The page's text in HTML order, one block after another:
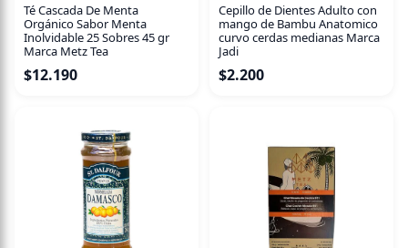
Té Cascada De Menta
Orgánico Sabor Menta
Inolvidable 25 Sobres 45 gr
Marca Metz Tea
$12.190
Cepillo de Dientes Adulto con
mango de Bambu Anatomico
curvo cerdas medianas Marca
Jadi
$2.200